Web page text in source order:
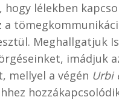
hogy lélekben
a
Meghallgatjuk
imádjuk
mellyel a végén Urbi